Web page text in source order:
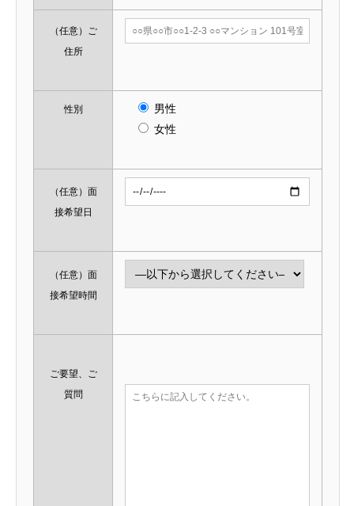
（任意）
ご
住所
性別
男性
女性
（任意） 面
接希望日
（任意） 面
接希望時間
ご要望、ご
質問